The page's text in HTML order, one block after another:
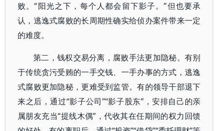
败。“阳光之下，每个人都会留下影子。”但也要承
认，逃逸式腐败的长周期性确实给侦办案件带来一定
的难度。
第二，钱权交易分离，腐败手法更加隐秘。有别
于传统贪污受贿的一手交钱、一手办事的方式，逃逸
式腐败更加隐秘，更难受到监管。有的领导干部退下
来之后，通过“影子公司”“影子股东”，安排自己的亲
属朋友充当“提线木偶”，代收其在任期间的权力回馈